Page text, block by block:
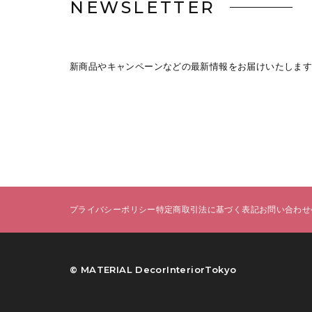
NEWSLETTER
新商品やキャンペーンなどの最新情報をお届けいたします
プライバシーポリシー特定商取引法に基づく表記お問い合わせ
©︎ MATERIAL DecorInteriorTokyo